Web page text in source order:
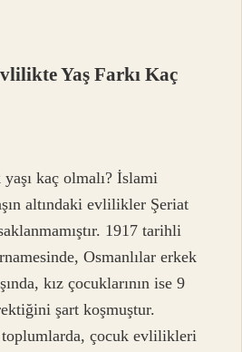
Yaş Farkı Kaç
kaç olmalı? İslami
altındaki evlilikler Şeriat
1917 tarihli
Osmanlılar erkek
kız çocuklarının ise 9
şart koşmuştur.
toplumlarda, çocuk evlilikleri